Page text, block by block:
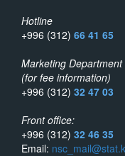
Hotline
+996 (312) 66 41 65
Marketing Department
(for fee information)
+996 (312) 32 47 03
Front office:
+996 (312) 32 46 35
Email: